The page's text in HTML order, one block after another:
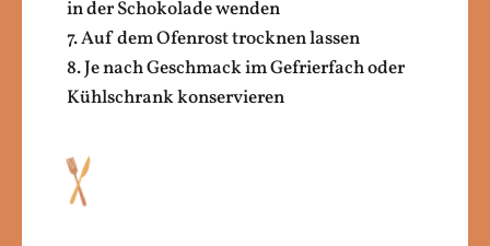
in der Schokolade wenden
7. Auf dem Ofenrost trocknen lassen
8. Je nach Geschmack im Gefrierfach oder
Kühlschrank konservieren